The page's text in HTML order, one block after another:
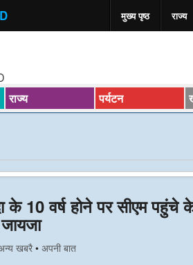
मुख्य पृष्ठ राज्य
राज्य पर्यटन
10 वर्ष होने पर सीएम पहुंचे
खबरै •अपनी बात